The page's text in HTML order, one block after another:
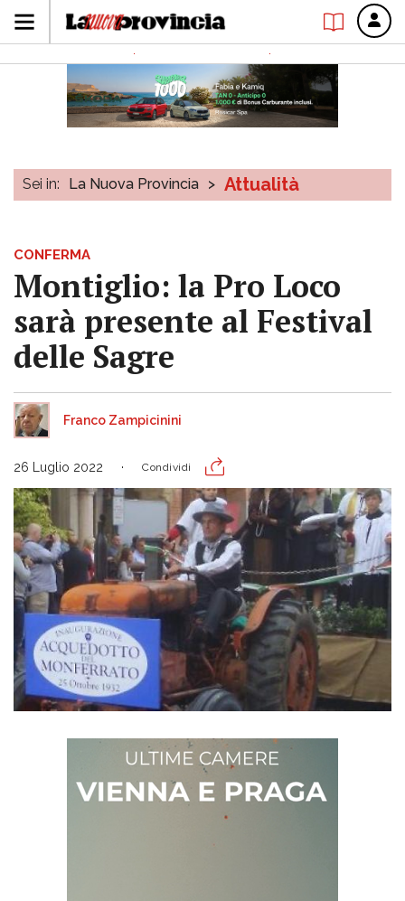
Sei in: La Nuova Provincia > Attualità
CONFERMA
Montiglio: la Pro Loco
sarà presente al Festival
delle Sagre
Franco Zampicinini
26 Luglio 2022 Condividi